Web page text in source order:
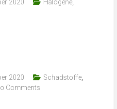
2020 Halogene,
2020 Schadstoffe,
Comments